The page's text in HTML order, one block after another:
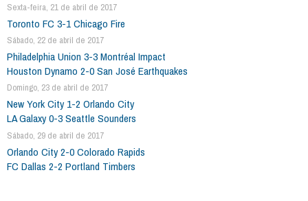
Sexta-feira, 21 de abril de 2017
Toronto FC 3-1 Chicago Fire
Sábado, 22 de abril de 2017
Philadelphia Union 3-3 Montréal Impact
Houston Dynamo 2-0 San José Earthquakes
Domingo, 23 de abril de 2017
New York City 1-2 Orlando City
LA Galaxy 0-3 Seattle Sounders
Sábado, 29 de abril de 2017
Orlando City 2-0 Colorado Rapids
FC Dallas 2-2 Portland Timbers